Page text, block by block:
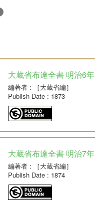
大蔵省布達全書 明治6年
編著者 : ［大蔵省編］
Publish Date : 1873
大蔵省布達全書 明治7年
編著者 : ［大蔵省編］
Publish Date : 1874